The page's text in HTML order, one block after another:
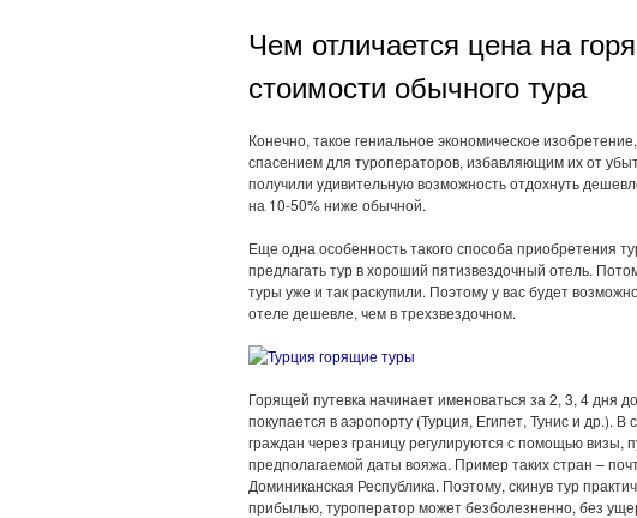
Чем отличается цена на
стоимости обычного тура
Конечно, такое гениальное экономическое
спасением для туроператоров, избавляющим их от
получили удивительную возможность отдохнуть
на 10-50% ниже обычной.
Еще одна особенность такого способа приобретения
предлагать тур в хороший пятизвездочный отель.
туры уже и так раскупили. Поэтому у вас будет
отеле дешевле, чем в трехзвездочном.
Горящей путевка начинает именоваться за 2, 3, 4 дня
покупается в аэропорту (Турция, Египет, Тунис и др.).
граждан через границу регулируются с помощью визы,
предполагаемой даты вояжа. Пример таких стран –
Доминиканская Республика. Поэтому, скинув тур
прибылью, туроператор может безболезненно, без